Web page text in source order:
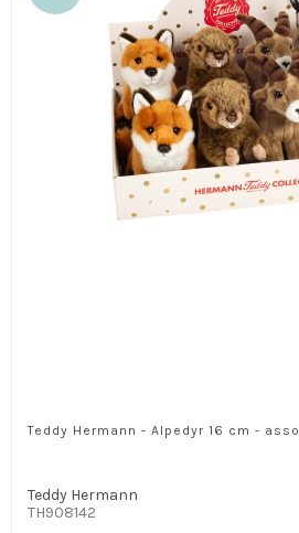
Teddy Hermann - Alpedyr 16 cm -
Teddy Hermann
TH908142